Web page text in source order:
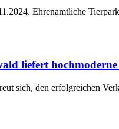
Ehrenamtliche
liefert
sich, den erfolgreichen